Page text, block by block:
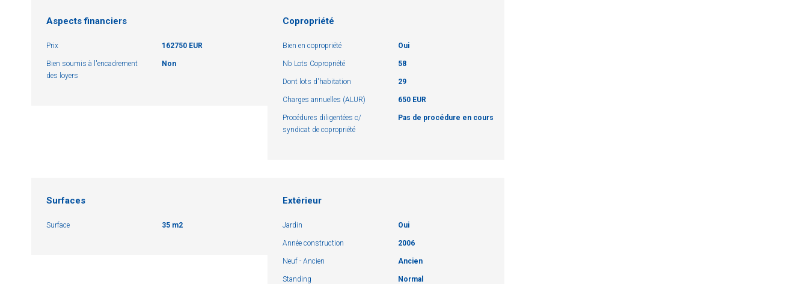
Aspects financiers
Prix 162750 EUR
Bien soumis à l'encadrement
des loyers
Non
Copropriété
Bien en copropriété Oui
Nb Lots Copropriété 58
Dont lots d'habitation 29
Charges annuelles (ALUR) 650 EUR
Procédures diligentées c/
syndicat de copropriété
Pas de procédure en cours
Surfaces
Surface 35 m2
Extérieur
Jardin Oui
Année construction 2006
Neuf - Ancien Ancien
Standing Normal